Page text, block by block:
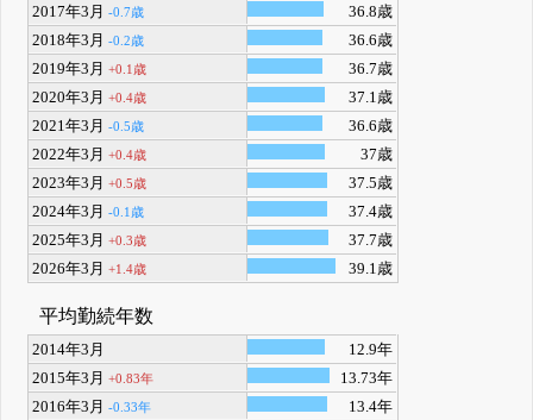
2017年3月-0.7歳
36.8歳
2018年3月-0.2歳
36.6歳
2019年3月+0.1歳
36.7歳
2020年3月+0.4歳
37.1歳
2021年3月-0.5歳
36.6歳
2022年3月+0.4歳
37歳
2023年3月+0.5歳
37.5歳
2024年3月-0.1歳
37.4歳
2025年3月+0.3歳
37.7歳
2026年3月+1.4歳 39.1歳
平均勤続年数
2014年3月
12.9年
2015年3月+0.83年
13.73年
2016年3月-0.33年
13.4年